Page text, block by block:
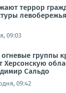
террор
09:03
группы
Херсонскую
Сальдо
09:42